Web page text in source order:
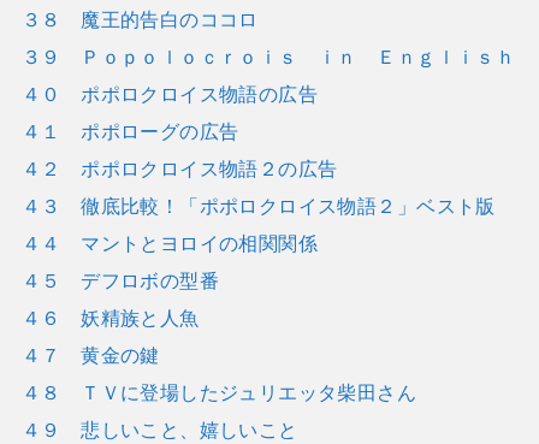
３８ 魔王的告白のココロ
３９ Ｐｏｐｏｌｏｃｒｏｉｓ ｉｎ Ｅｎｇｌｉｓｈ
４０ ポポロクロイス物語の広告
４１ ポポローグの広告
４２ ポポロクロイス物語２の広告
４３ 徹底比較！「ポポロクロイス物語２」ベスト版
４４ マントとヨロイの相関関係
４５ デフロボの型番
４６ 妖精族と人魚
４７ 黄金の鍵
４８ ＴＶに登場したジュリエッタ柴田さん
４９ 悲しいこと、嬉しいこと